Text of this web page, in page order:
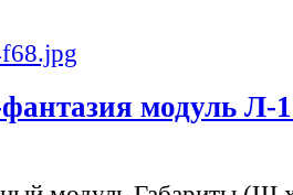
модуль Л-